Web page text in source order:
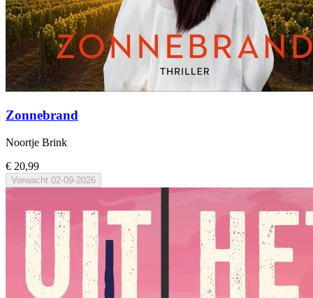
Zonnebrand
Noortje Brink
€ 20,99
Verwacht 02-09-2026